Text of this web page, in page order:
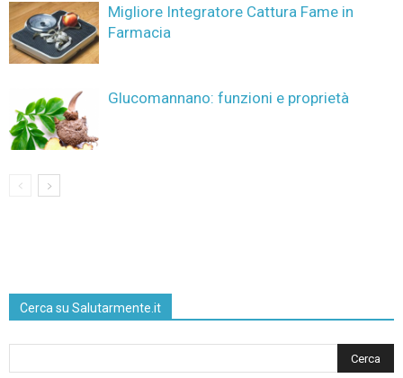
Migliore Integratore Cattura Fame in
Farmacia
Glucomannano: funzioni e proprietà
Cerca su Salutarmente.it